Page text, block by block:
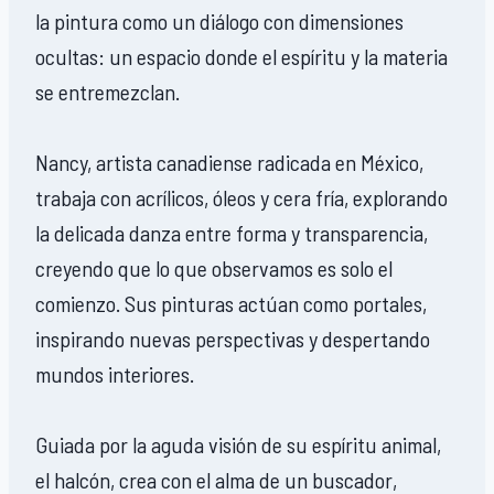
la pintura como un diálogo con dimensiones
ocultas: un espacio donde el espíritu y la materia
se entremezclan.
Nancy, artista canadiense radicada en México,
trabaja con acrílicos, óleos y cera fría, explorando
la delicada danza entre forma y transparencia,
creyendo que lo que observamos es solo el
comienzo. Sus pinturas actúan como portales,
inspirando nuevas perspectivas y despertando
mundos interiores.
Guiada por la aguda visión de su espíritu animal,
el halcón, crea con el alma de un buscador,